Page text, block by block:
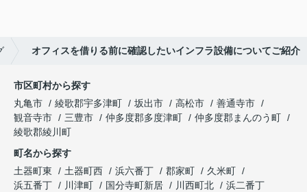
オフィスを借りる前に確認したいインフラ設備についてご紹介
市区町村から探す
丸亀市
綾歌郡宇多津町 坂出市 高松市
善通寺市
観音寺市
三豊市 仲多度郡多度津町
仲多度郡まんのう町
綾歌郡綾川町
町名から探す
土器町東
土器町西 浜六番丁 郡家町
久米町
浜五番丁
川津町 国分寺町新居 川西町北
浜二番丁